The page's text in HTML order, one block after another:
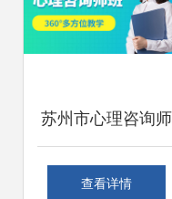
苏州市心理咨询师
培训与专业办公服
查看详情